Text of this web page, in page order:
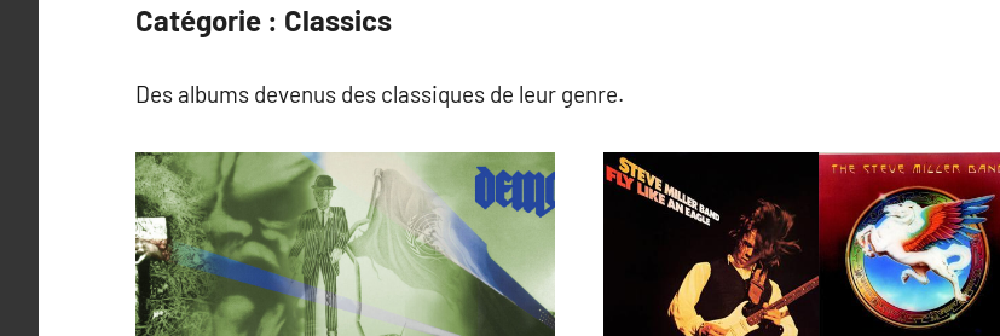
Catégorie : Classics
Des albums devenus des classiques de leur genre.